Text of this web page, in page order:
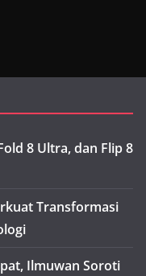
8 Ultra, dan Flip 8
Transformasi
Ilmuwan Soroti